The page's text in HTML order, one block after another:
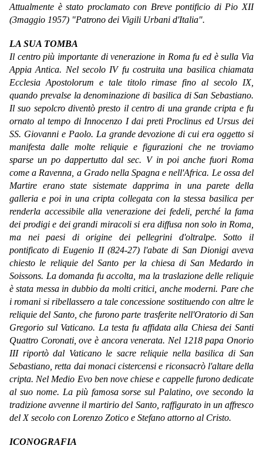
Attualmente è stato proclamato con Breve pontificio di Pio XII
(3maggio 1957) "Patrono dei Vigili Urbani d'Italia".
LA SUA TOMBA
Il centro più importante di venerazione in Roma fu ed è sulla Via
Appia Antica. Nel secolo IV fu costruita una basilica chiamata
Ecclesia Apostolorum e tale titolo rimase fino al secolo IX,
quando prevalse la denominazione di basilica di San Sebastiano.
Il suo sepolcro diventò presto il centro di una grande cripta e fu
ornato al tempo di Innocenzo I dai preti Proclinus ed Ursus dei
SS. Giovanni e Paolo. La grande devozione di cui era oggetto si
manifesta dalle molte reliquie e figurazioni che ne troviamo
sparse un po dappertutto dal sec. V in poi anche fuori Roma
come a Ravenna, a Grado nella Spagna e nell'Africa. Le ossa del
Martire erano state sistemate dapprima in una parete della
galleria e poi in una cripta collegata con la stessa basilica per
renderla accessibile alla venerazione dei fedeli, perché la fama
dei prodigi e dei grandi miracoli si era diffusa non solo in Roma,
ma nei paesi di origine dei pellegrini d'oltralpe. Sotto il
pontificato di Eugenio II (824-27) l'abate di San Dionigi aveva
chiesto le reliquie del Santo per la chiesa di San Medardo in
Soissons. La domanda fu accolta, ma la traslazione delle reliquie
è stata messa in dubbio da molti critici, anche moderni. Pare che
i romani si ribellassero a tale concessione sostituendo con altre le
reliquie del Santo, che furono parte trasferite nell'Oratorio di San
Gregorio sul Vaticano. La testa fu affidata alla Chiesa dei Santi
Quattro Coronati, ove è ancora venerata. Nel 1218 papa Onorio
III riportò dal Vaticano le sacre reliquie nella basilica di San
Sebastiano, retta dai monaci cistercensi e riconsacrò l'altare della
cripta. Nel Medio Evo ben nove chiese e cappelle furono dedicate
al suo nome. La più famosa sorse sul Palatino, ove secondo la
tradizione avvenne il martirio del Santo, raffigurato in un affresco
del X secolo con Lorenzo Zotico e Stefano attorno al Cristo.
ICONOGRAFIA